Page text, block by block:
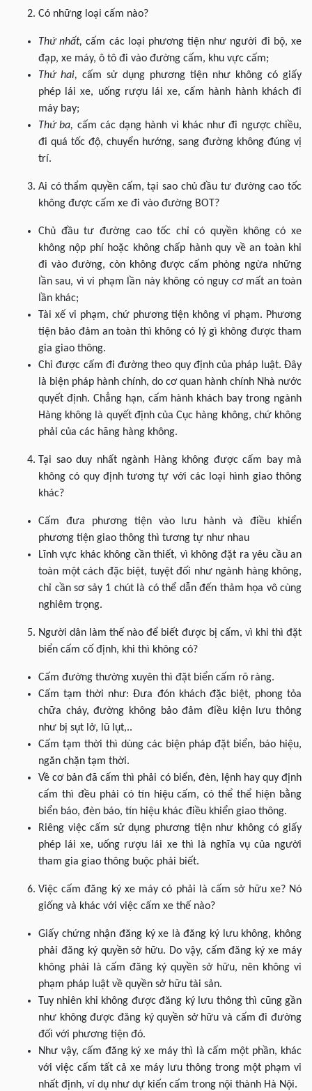
Có những loại cấm nào?
Thứ nhất, cấm các loại phương tiện như người đi bộ, xe
đạp, xe máy, ô tô đi vào đường cấm, khu vực cấm;
Thứ hai, cấm sử dụng phương tiện như không có giấy
phép lái xe, uống rượu lái xe, cấm hành hành khách đi
máy bay;
Thứ ba, cấm các dạng hành vi khác như đi ngược chiều,
đi quá tốc độ, chuyển hướng, sang đường không đúng vị
trí.
Ai có thẩm quyền cấm, tại sao chủ đầu tư đường cao tốc
không được cấm xe đi vào đường BOT?
Chủ đầu tư đường cao tốc chỉ có quyền không có xe
không nộp phí hoặc không chấp hành quy về an toàn khi
đi vào đường, còn không được cấm phòng ngừa những
lần sau, vì vi phạm lần này không có nguy cơ mất an toàn
lần khác;
Tài xế vi phạm, chứ phương tiện không vi phạm. Phương
tiện bảo đảm an toàn thì không có lý gì không được tham
gia giao thông.
Chỉ được cấm đi đường theo quy định của pháp luật. Đây
là biện pháp hành chính, do cơ quan hành chính Nhà nước
quyết định. Chẳng hạn, cấm hành khách bay trong ngành
Hàng không là quyết định của Cục hàng không, chứ không
phải của các hãng hàng không.
Tại sao duy nhất ngành Hàng không được cấm bay mà
không có quy định tương tự với các loại hình giao thông
khác?
Cấm đưa phương tiện vào lưu hành và điều khiển
phương tiện giao thông thì tương tự như nhau
Lĩnh vực khác không cần thiết, vì không đặt ra yêu cầu an
toàn một cách đặc biệt, tuyệt đối như ngành hàng không,
chỉ cần sơ sảy 1 chút là có thể dẫn đến thảm họa vô cùng
nghiêm trọng.
Người dân làm thế nào để biết được bị cấm, vì khi thì đặt
biển cấm cố định, khi thì không có?
Cấm đường thường xuyên thì đặt biển cấm rõ ràng.
Cấm tạm thời như: Đưa đón khách đặc biệt, phong tỏa
chữa cháy, đường không bảo đảm điều kiện lưu thông
như bị sụt lở, lũ lụt,..
Cấm tạm thời thì dùng các biện pháp đặt biển, báo hiệu,
ngăn chặn tạm thời.
Về cơ bản đã cấm thì phải có biển, đèn, lệnh hay quy định
cấm thì đều phải có tín hiệu cấm, có thể thể hiện bằng
biển báo, đèn báo, tín hiệu khác điều khiển giao thông.
Riêng việc cấm sử dụng phương tiện như không có giấy
phép lái xe, uống rượu lái xe thì là nghĩa vụ của người
tham gia giao thông buộc phải biết.
Việc cấm đăng ký xe máy có phải là cấm sở hữu xe? Nó
giống và khác với việc cấm xe thế nào?
Giấy chứng nhận đăng ký xe là đăng ký lưu không, không
phải đăng ký quyền sở hữu. Do vậy, cấm đăng ký xe máy
không phải là cấm đăng ký quyền sở hữu, nên không vi
phạm pháp luật về quyền sở hữu tài sản.
Tuy nhiên khi không được đăng ký lưu thông thì cũng gần
như không được đăng ký quyền sở hữu và cấm đi đường
đối với phương tiện đó.
Như vậy, cấm đăng ký xe máy thì là cấm một phần, khác
với việc cấm tất cả xe máy lưu thông trong một phạm vi
nhất định, ví dụ như dự kiến cấm trong nội thành Hà Nội.